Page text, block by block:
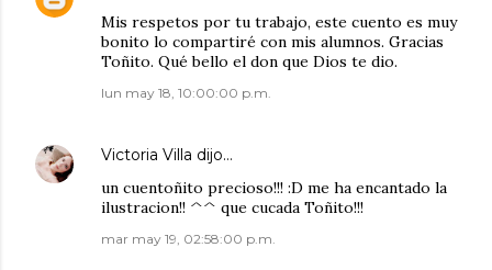
Mis respetos por tu trabajo, este cuento es muy
bonito lo compartiré con mis alumnos. Gracias
Toñito. Qué bello el don que Dios te dio.
lun may 18, 10:00:00 p.m.
Victoria Villa dijo…
un cuentoñito precioso!!! :D me ha encantado la
ilustracion!! ^^ que cucada Toñito!!!
mar may 19, 02:58:00 p.m.